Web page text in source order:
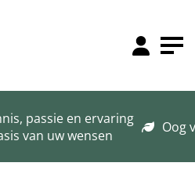
passie en ervaring
van uw wensen
Oog